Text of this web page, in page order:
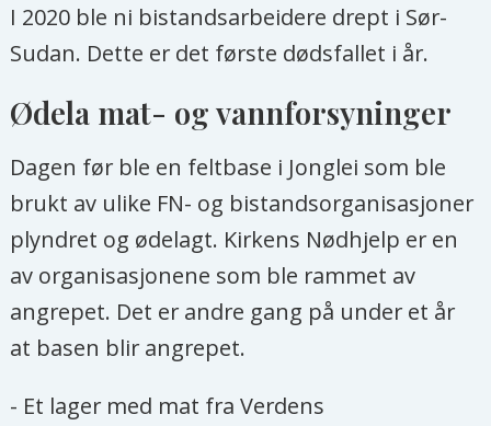
I 2020 ble ni bistandsarbeidere drept i Sør-
Sudan. Dette er det første dødsfallet i år.
Ødela mat- og vannforsyninger
Dagen før ble en feltbase i Jonglei som ble
brukt av ulike FN- og bistandsorganisasjoner
plyndret og ødelagt. Kirkens Nødhjelp er en
av organisasjonene som ble rammet av
angrepet. Det er andre gang på under et år
at basen blir angrepet.
- Et lager med mat fra Verdens